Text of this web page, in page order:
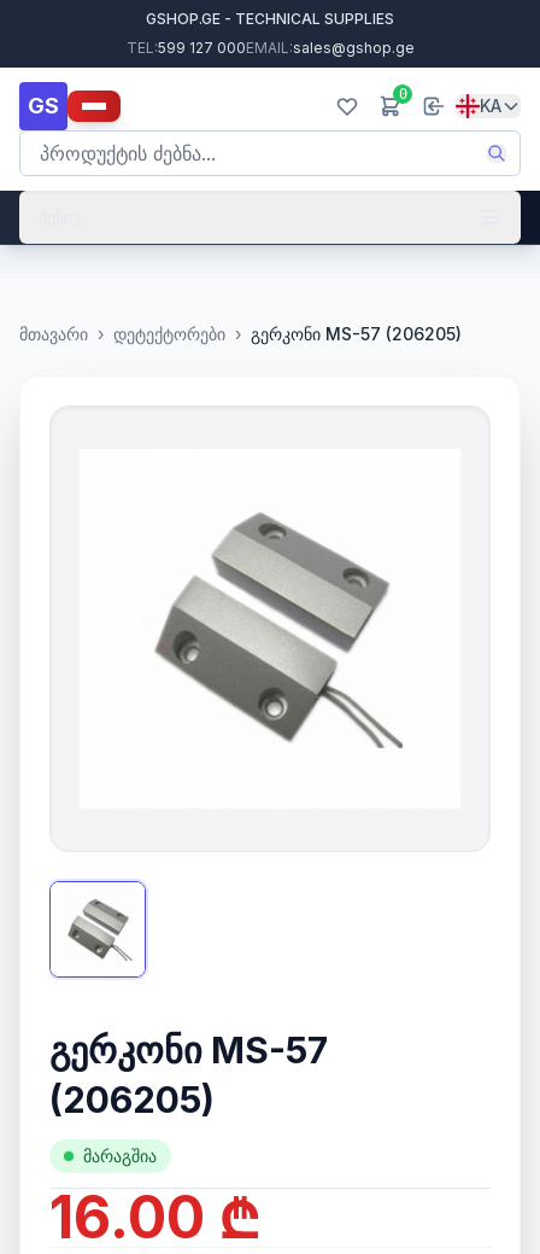
GSHOP.GE - TECHNICAL SUPPLIES
TEL:599 127 000EMAIL:sales@gshop.ge
GS 0
KA
მთავარი › დეტექტორები › გერკონი MS-57 (206205)
გერკონი MS-57
(206205)
მარაგშია
16.00 ₾